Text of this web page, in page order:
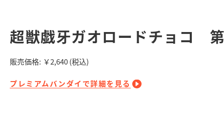
超獣戯牙ガオロードチョコ
販売価格: ￥2,640(税込)
プレミアムバンダイで詳細を見る